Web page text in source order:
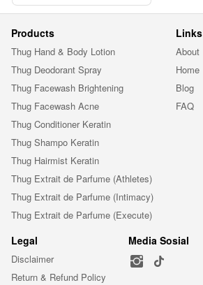
Products
Thug Hand & Body Lotion
Thug Deodorant Spray
Thug Facewash Brightening
Thug Facewash Acne
Thug Conditioner Keratin
Thug Shampo Keratin
Thug Hairmist Keratin
Thug Extrait de Parfume (Athletes)
Thug Extrait de Parfume (Intimacy)
Thug Extrait de Parfume (Execute)
Links
About
Home
Blog
FAQ
Legal
Disclaimer
Return & Refund Policy
Media Sosial